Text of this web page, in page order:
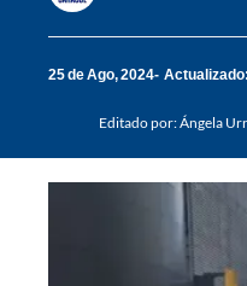
25 de Ago, 2024
Editado por:Ángela